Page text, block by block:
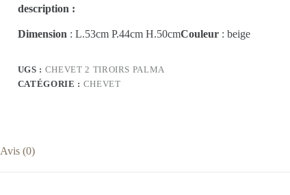
description :
Dimension : L.53cm P.44cm H.50cmCouleur: beige
UGS : CHEVET 2 TIROIRS PALMA
CATÉGORIE : CHEVET
Avis (0)